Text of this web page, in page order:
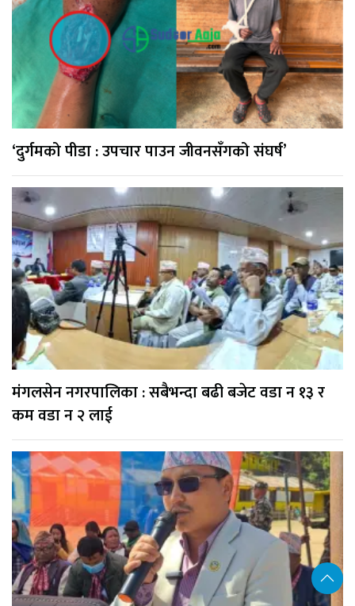
‘दुर्गमको पीडा : उपचार पाउन जीवनसँगको संघर्ष’
मंगलसेन नगरपालिका : सबैभन्दा बढी बजेट वडा न १३ र
कम वडा न २ लाई